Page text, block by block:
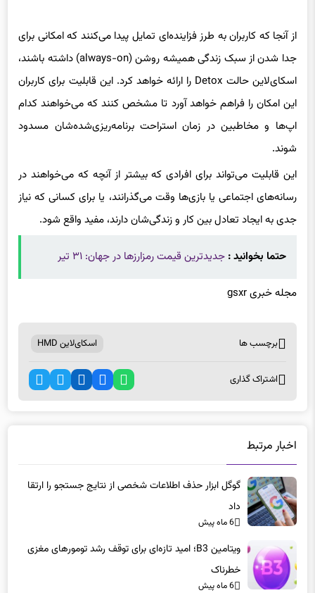
از آنجا که کاربران به طرز فزاینده‌ای تمایل پیدا می‌کنند که امکانی برای
جدا شدن از سبک زندگی همیشه روشن (always-on) داشته باشند،
اسکای‌لاین حالت Detox را ارائه خواهد کرد. این قابلیت برای کاربران
این امکان را فراهم خواهد آورد تا مشخص کنند که می‌خواهند کدام
اپ‌ها و مخاطبین در زمان استراحت برنامه‌ریزی‌شده‌شان مسدود
شوند.
این قابلیت می‌تواند برای افرادی که بیشتر از آنچه که می‌خواهند در
رسانه‌های اجتماعی یا بازی‌ها وقت می‌گذرانند، یا برای کسانی که نیاز
جدی به ایجاد تعادل بین کار و زندگی‌شان دارند، مفید واقع شود.
حتما بخوانید :جدیدترین قیمت رمزارزها در جهان: ۳۱ تير
مجله خبری gsxr
برچسب ها اسکای‌لاین HMD
اشتراک گذاری
اخبار مرتبط
گوگل ابزار حذف اطلاعات شخصی از نتایج جستجو را ارتقا
داد
6 ماه پیش
ویتامین B3؛ امید تازه‌ای برای توقف رشد تومورهای مغزی
خطرناک
6 ماه پیش